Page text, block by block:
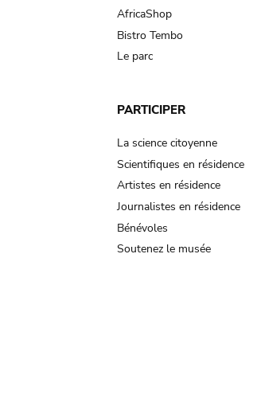
AfricaShop
Bistro Tembo
Le parc
PARTICIPER
La science citoyenne
Scientifiques en résidence
Artistes en résidence
Journalistes en résidence
Bénévoles
Soutenez le musée